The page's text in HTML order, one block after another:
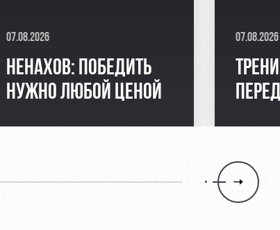
07.08.2026
НЕНАХОВ: ПОБЕДИТЬ
НУЖНО ЛЮБОЙ ЦЕНОЙ
07.08.2026